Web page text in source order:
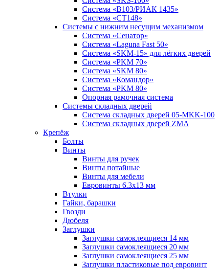
Система «B103/РИАК 1435»
Система «СТ148»
Системы с нижним несущим механизмом
Система «Сенатор»
Система «Laguna Fast 50»
Система «SKM-15» для лёгких дверей
Система «PKM 70»
Система «SKM 80»
Система «Командор»
Система «PKM 80»
Опорная рамочная система
Системы складных дверей
Система складных дверей 05-MKK-100
Система складных дверей ZMA
Крепёж
Болты
Винты
Винты для ручек
Винты потайные
Винты для мебели
Евровинты 6.3х13 мм
Втулки
Гайки, барашки
Гвозди
Дюбеля
Заглушки
Заглушки самоклеящиеся 14 мм
Заглушки самоклеящиеся 20 мм
Заглушки самоклеящиеся 25 мм
Заглушки пластиковые под евровинт